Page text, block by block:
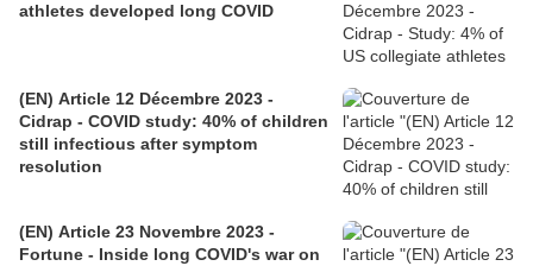
athletes developed long COVID
(EN) Article 12 Décembre 2023 -
Cidrap - COVID study: 40% of children
still infectious after symptom
resolution
(EN) Article 23 Novembre 2023 -
Fortune - Inside long COVID's war on